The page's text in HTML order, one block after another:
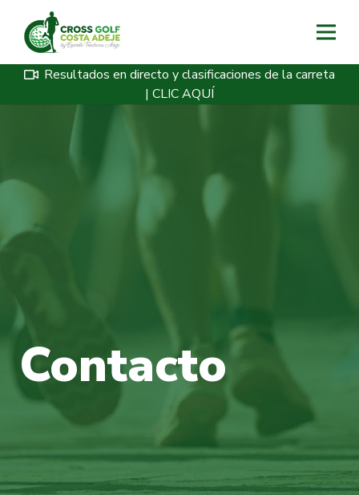
Resultados en directo y clasificaciones de la carreta
| CLIC AQUÍ
Contacto